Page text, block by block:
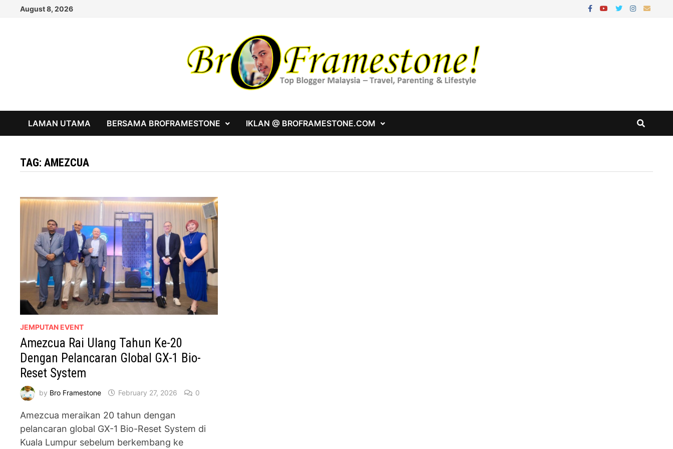
August 8, 2026
LAMAN UTAMA BERSAMA BROFRAMESTONE IKLAN @ BROFRAMESTONE.COM
TAG:AMEZCUA
JEMPUTAN EVENT
Amezcua Rai Ulang Tahun Ke-20
Dengan Pelancaran Global GX-1 Bio-
Reset System
by Bro Framestone February 27, 2026 0
Amezcua meraikan 20 tahun dengan
pelancaran global GX-1 Bio-Reset System di
Kuala Lumpur sebelum berkembang ke